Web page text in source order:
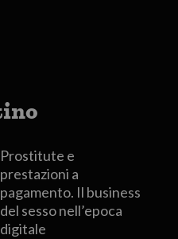
Prostitute e
prestazioni a
pagamento. Il business
del sesso nell’epoca
digitale